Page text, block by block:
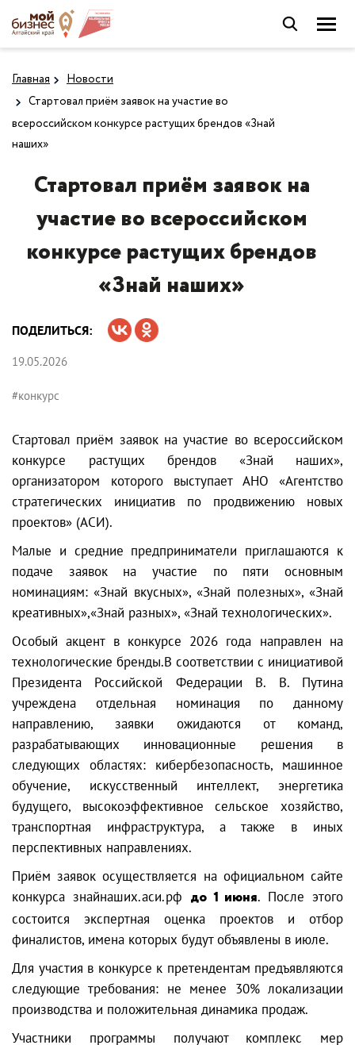
Главная
Новости
Стартовал приём заявок на участие во
всероссийском конкурсе растущих брендов «Знай
наших»
Стартовал приём заявок на
участие во всероссийском
конкурсе растущих брендов
«Знай наших»
ПОДЕЛИТЬСЯ:
19.05.2026
#конкурс
Стартовал приём заявок на участие во всероссийском
конкурсе растущих брендов «Знай наших»,
организатором которого выступает АНО «Агентство
стратегических инициатив по продвижению новых
проектов» (АСИ).
Малые и средние предприниматели приглашаются к
подаче заявок на участие по пяти основным
номинациям: «Знай вкусных», «Знай полезных», «Знай
креативных»,«Знай разных», «Знай технологических».
Особый акцент в конкурсе 2026 года направлен на
технологические бренды.В соответствии с инициативой
Президента Российской Федерации В. В. Путина
учреждена отдельная номинация по данному
направлению, заявки ожидаются от команд,
разрабатывающих инновационные решения в
следующих областях: кибербезопасность, машинное
обучение, искусственный интеллект, энергетика
будущего, высокоэффективное сельское хозяйство,
транспортная инфраструктура, а также в иных
перспективных направлениях.
Приём заявок осуществляется на официальном сайте
конкурса знайнаших.аси.рф до 1 июня. После этого
состоится экспертная оценка проектов и отбор
финалистов, имена которых будут объявлены в июле.
Для участия в конкурсе к претендентам предъявляются
следующие требования: не менее 30% локализации
производства и положительная динамика продаж.
Участники программы получают комплекс мер